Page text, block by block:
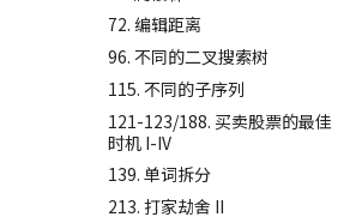
72. 编辑距离
96. 不同的二叉搜索树
115. 不同的子序列
121-123/188. 买卖股票的最佳
时机 I-IV
139. 单词拆分
213. 打家劫舍 II